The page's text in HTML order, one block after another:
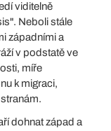
viditelně
Neboli stále
západními a
v podstatě ve
míře
k migraci,
dohnat západ a